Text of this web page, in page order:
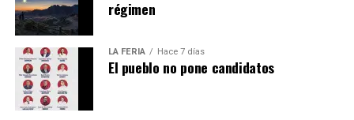
régimen
LA FERIA Hace 7 días
El pueblo no pone candidatos